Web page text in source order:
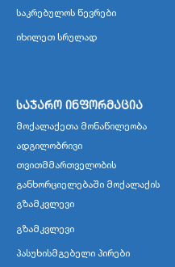
საკრებულოს წევრები
იხილეთ სრულად
საჯარო ინფორმაცია
მოქალაქეთა მონაწილეობა
ადგილობრივი
თვითმმართველობის
განხორციელებაში მოქალაქის
გზამკვლევი
გზამკვლევი
პასუხისმგებელი პირები